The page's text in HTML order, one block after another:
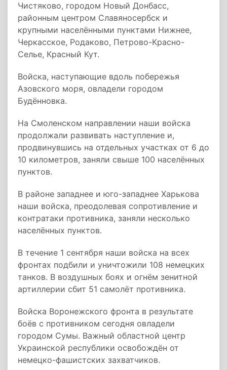
Чистяково, городом Новый Донбасс,
районным центром Славяносербск и
крупными населёнными пунктами Нижнее,
Черкасское, Родаково, Петрово-Красно-
Селье, Красный Кут.
Войска, наступающие вдоль побережья
Азовского моря, овладели городом
Будённовка.
На Смоленском направлении наши войска
продолжали развивать наступление и,
продвинувшись на отдельных участках от 6 до
10 километров, заняли свыше 100 населённых
пунктов.
В районе западнее и юго-западнее Харькова
наши войска, преодолевая сопротивление и
контратаки противника, заняли несколько
населённых пунктов.
В течение 1 сентября наши войска на всех
фронтах подбили и уничтожили 108 немецких
танков. В воздушных боях и огнём зенитной
артиллерии сбит 51 самолёт противника.
Войска Воронежского фронта в результате
боёв с противником сегодня овладели
городом Сумы. Важный областной центр
Украинской республики освобождён от
немецко-фашистских захватчиков.